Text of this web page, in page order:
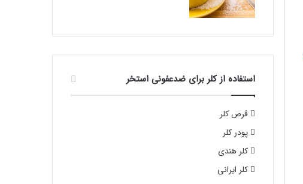
استفاده از کلر برای ضدعفونی استخر
قرص کلر
پودر کلر
کلر هندی
کلر ایرانی